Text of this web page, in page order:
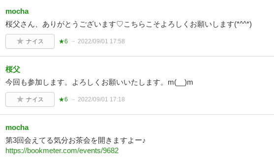
mocha
桜父さん、ありがとうございます♡こちらこそよろしくお願いします(*^^*)
ナイス ★6 2022/09/01 17:58
桜父
今回も参加します。よろしくお願いいたします。m(__)m
ナイス ★6 2022/09/01 17:18
mocha
第3回会えてる気分お茶会を開きますよー♪
https://bookmeter.com/events/9682